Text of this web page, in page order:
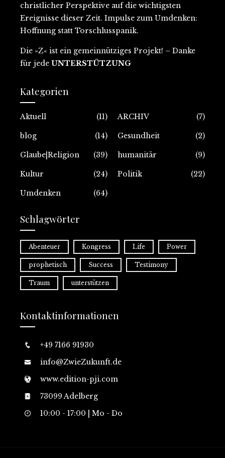
christlicher Perspektive aufdie wichtigsten
Ereignisse dieser Zeit. Impulse zum Umdenken:
Hoffnung statt Torschlusspanik.
Die »Z« ist ein gemeinnütziges Projekt! – Danke
für jede UNTERSTÜTZUNG
Kategorien
Aktuell (11) ARCHIV (7)
blog (14) Gesundheit (2)
Glaube|Religion (39) humanitär (9)
Kultur (24) Politik (22)
Umdenken (64)
Schlagwörter
Abenteuer Kongress Life Power
prophetisch Success Testimony
Traum unterstützen
Kontaktinformationen
+49 7166 91930
info@ZwieZukunft.de
www.edition-pji.com
73099 Adelberg
10:00 - 17:00 | Mo - Do